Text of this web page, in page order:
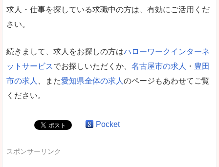
求人・仕事を探している求職中の方は、有効にご活用くだ
さい。
続きまして、求人をお探しの方はハローワークインターネ
ットサービスでお探しいただくか、 名古屋市の求人 ・ 豊田
市の求人
、また愛知県全体の求人 のページもあわせてご覧
ください。
Pocket
スポンサーリンク